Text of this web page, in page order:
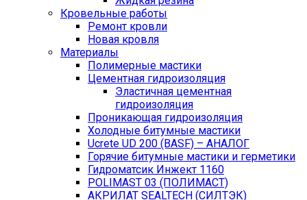
Кровельные работы
Ремонт кровли
Новая кровля
Материалы
Полимерные мастики
Цементная гидроизоляция
Эластичная цементная
гидроизоляция
Проникающая гидроизоляция
Холодные битумные мастики
Ucrete UD 200 (BASF) – АНАЛОГ
Горячие битумные мастики и герметики
Гидроматсик Инжект 1160
POLIMAST 03 (ПОЛИМАСТ)
АКРИЛАТ SEALTECH (СИЛТЭК)